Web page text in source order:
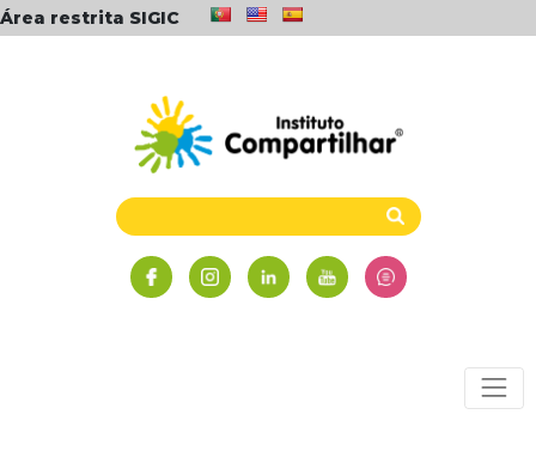
Área restrita SIGIC